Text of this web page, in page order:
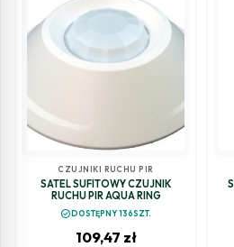
CZUJNIKI RUCHU PIR
SATEL SUFITOWY CZUJNIK
RUCHU PIR AQUA RING
check_circleDOSTĘPNY 136SZT.
109,47 zł